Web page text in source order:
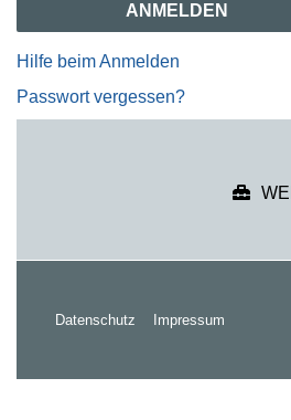
ANMELDEN
Hilfe beim Anmelden
Passwort vergessen?
Datenschutz Impressum